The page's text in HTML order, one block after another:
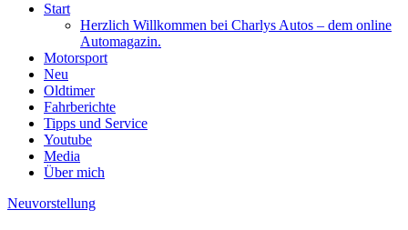
Start
Herzlich Willkommen bei Charlys Autos – dem online
Automagazin.
Motorsport
Neu
Oldtimer
Fahrberichte
Tipps und Service
Youtube
Media
Über mich
Neuvorstellung